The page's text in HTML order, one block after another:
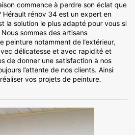
commence à perdre son éclat que
Hérault rénov 34 est un expert en
la solution le plus adapté pour vous si
sommes des artisans
peinture notamment de l’extérieur,
délicatesse et avec rapidité et
de donner une satisfaction à nos
l’attente de nos clients. Ainsi
vos projets de peinture.